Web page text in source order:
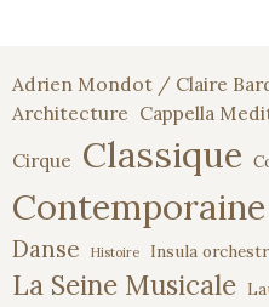
articles
Adrien Mondot / Claire
Architecture Cappella
Cirque Classique
Contemporaine
Danse Histoire Insula
La Seine Musicale